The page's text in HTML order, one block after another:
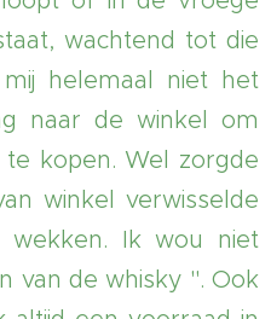
wachtend tot die
helemaal niet het
naar de winkel om
kopen. Wel zorgde
winkel verwisselde
Ik wou niet
van de whisky ". Ook